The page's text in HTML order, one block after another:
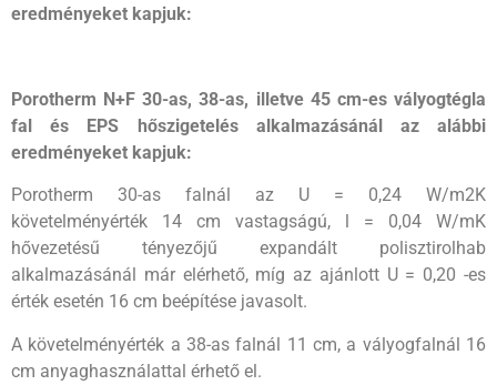
eredményeket kapjuk:
Porotherm N+F 30-as, 38-as, illetve 45 cm-es vályogtégla
fal és EPS hőszigetelés alkalmazásánál az alábbi
eredményeket kapjuk:
Porotherm 30-as falnál az U = 0,24 W/m2K
követelményérték 14 cm vastagságú, l = 0,04 W/mK
hővezetésű tényezőjű expandált polisztirolhab
alkalmazásánál már elérhető, míg az ajánlott U = 0,20 -es
érték esetén 16 cm beépítése javasolt.
A követelményérték a 38-as falnál 11 cm, a vályogfalnál 16
cm anyaghasználattal érhető el.